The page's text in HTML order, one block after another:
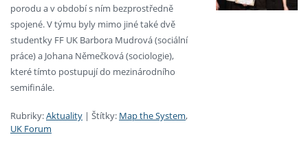
porodu a v období s ním bezprostředně
spojené. V týmu byly mimo jiné také dvě
studentky FF UK Barbora Mudrová (sociální
práce) a Johana Němečková (sociologie),
které tímto postupují do mezinárodního
semifinále.
Rubriky:Aktuality | Štítky: Map the System,
UK Forum